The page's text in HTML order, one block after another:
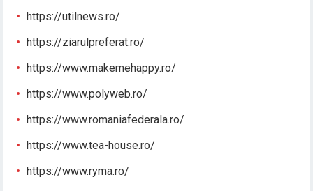
https://utilnews.ro/
https://ziarulpreferat.ro/
https://www.makemehappy.ro/
https://www.polyweb.ro/
https://www.romaniafederala.ro/
https://www.tea-house.ro/
https://www.ryma.ro/